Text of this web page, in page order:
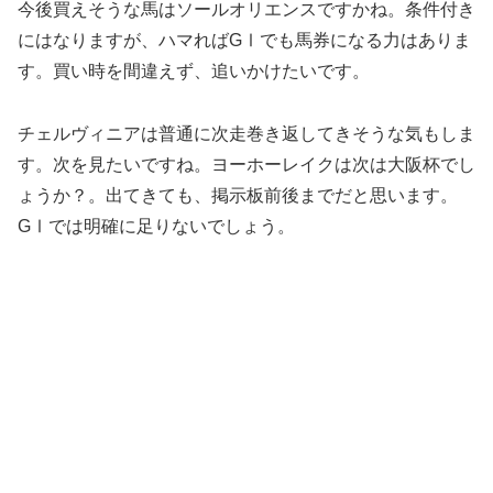
今後買えそうな馬はソールオリエンスですかね。条件付き
にはなりますが、ハマればGⅠでも馬券になる力はありま
す。買い時を間違えず、追いかけたいです。
チェルヴィニアは普通に次走巻き返してきそうな気もしま
す。次を見たいですね。ヨーホーレイクは次は大阪杯でし
ょうか？。出てきても、 掲示板前後までだと思います。
GⅠでは明確に足りないでしょう。